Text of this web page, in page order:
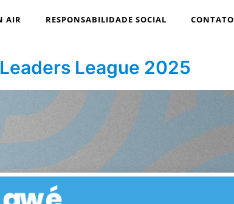
AIR RESPONSABILIDADE SOCIAL CONTATO
League 2025